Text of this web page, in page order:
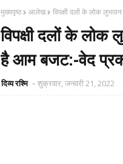
मुख्यपृष्ठ आलेख विपक्षी दलों के लोक
विपक्षी दलों के लोक
है आम बजट:-वेद
दिव्य रश्मि शुक्रवार, जनवरी 21, 2022